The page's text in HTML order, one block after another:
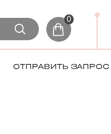
0
ОТПРАВИТЬ ЗАПРОС